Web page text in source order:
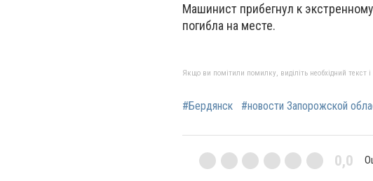
Машинист прибегнул к
погибла на месте.
Якщо ви помітили помилку, виділіть необхідний текст
#Бердянск #новости Запорожской
0,0